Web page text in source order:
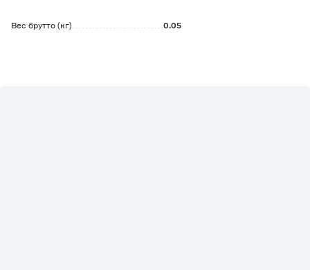
Вес брутто (кг) 0.05